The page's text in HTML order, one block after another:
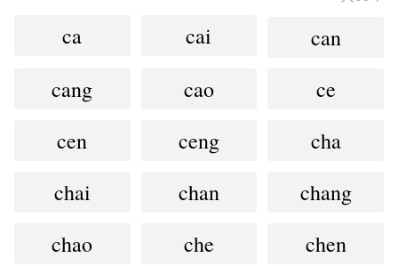
ca cai
can
cang
cao
ce
cen
ceng
cha
chai
chan
chang
chao
che
chen